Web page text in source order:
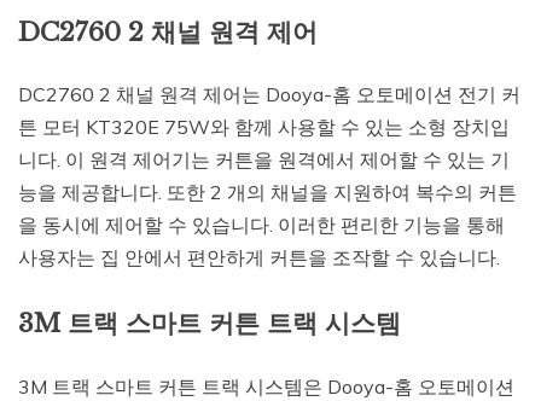
DC2760 2 채널 원격 제어
DC2760 2 채널 원격 제어는 Dooya-홈 오토메이션 전기 커
튼 모터 KT320E 75W와 함께 사용할 수 있는 소형 장치입
니다. 이 원격 제어기는 커튼을 원격에서 제어할 수 있는 기
능을 제공합니다. 또한 2 개의 채널을 지원하여 복수의 커튼
을 동시에 제어할 수 있습니다. 이러한 편리한 기능을 통해
사용자는 집 안에서 편안하게 커튼을 조작할 수 있습니다.
3M 트랙 스마트 커튼 트랙 시스템
3M 트랙 스마트 커튼 트랙 시스템은 Dooya-홈 오토메이션